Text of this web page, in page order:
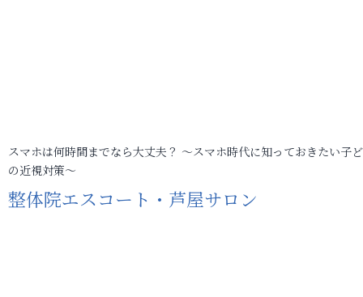
スマホは何時間までなら大丈夫？ ～スマホ時代に知っておきたい子
の近視対策～
整体院エスコート・芦屋サロン